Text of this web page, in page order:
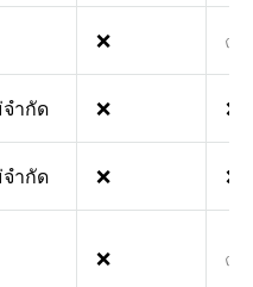
❌ ✅
ำกัด ❌ ❌
ำกัด ❌ ❌
❌ ✅